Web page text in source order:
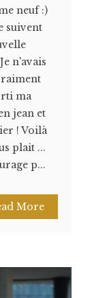
neuf :)
suivent
n'avais
ma
jean et
! Voilà
plait ...
p...
More